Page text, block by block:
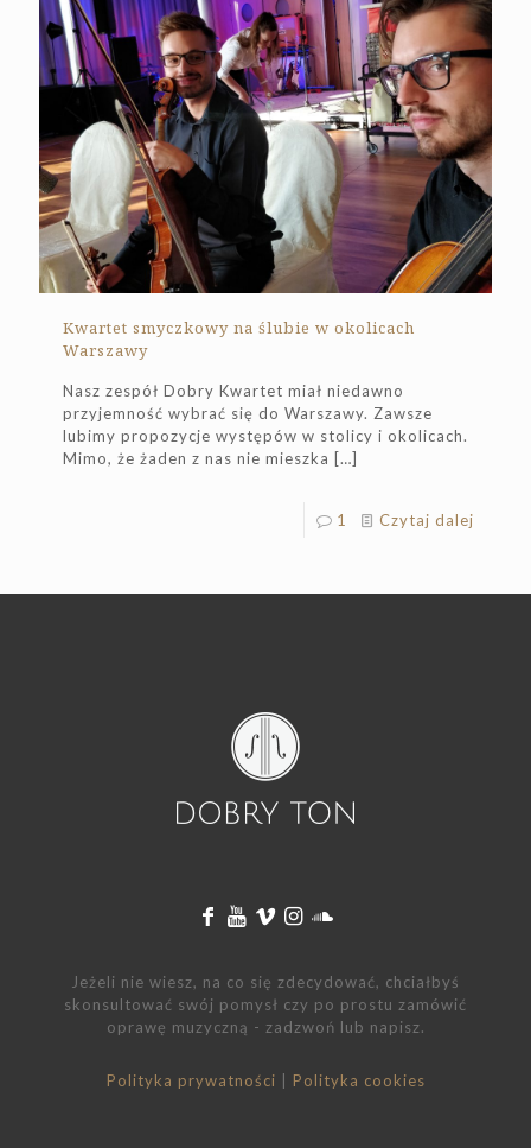
Kwartet smyczkowy na ślubie w okolicach
Warszawy
Nasz zespół Dobry Kwartet miał niedawno
przyjemność wybrać się do Warszawy. Zawsze
lubimy propozycje występów w stolicy i okolicach.
Mimo, że żaden z nas nie mieszka […]
1 Czytaj dalej
Jeżeli nie wiesz, na co się zdecydować, chciałbyś
skonsultować swój pomysł czy po prostu zamówić
oprawę muzyczną - zadzwoń lub napisz.
Polityka prywatności Polityka cookies